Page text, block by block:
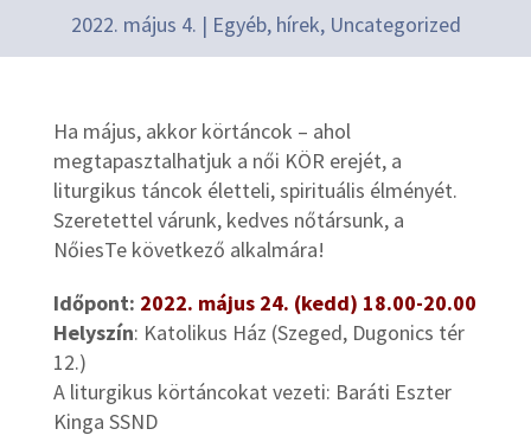
2022. május 4. | Egyéb, hírek, Uncategorized
Ha május, akkor körtáncok – ahol
megtapasztalhatjuk a női KÖR erejét, a
liturgikus táncok életteli, spirituális élményét.
Szeretettel várunk, kedves nőtársunk, a
NőiesTe következő alkalmára!
Időpont: 2022. május 24. (kedd) 18.00-20.00
Helyszín: Katolikus Ház (Szeged, Dugonics tér
12.)
A liturgikus körtáncokat vezeti: Baráti Eszter
Kinga SSND